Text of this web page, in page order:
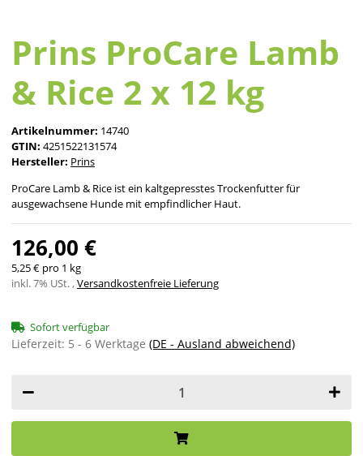
Prins ProCare Lamb
& Rice 2 x 12 kg
Artikelnummer: 14740
GTIN: 4251522131574
Hersteller: Prins
ProCare Lamb & Rice ist ein kaltgepresstes Trockenfutter für
ausgewachsene Hunde mit empfindlicher Haut.
126,00 €
5,25 € pro 1 kg
inkl. 7% USt. ,Versandkostenfreie Lieferung
Sofort verfügbar
Lieferzeit: 5 - 6 Werktage (DE - Ausland abweichend)